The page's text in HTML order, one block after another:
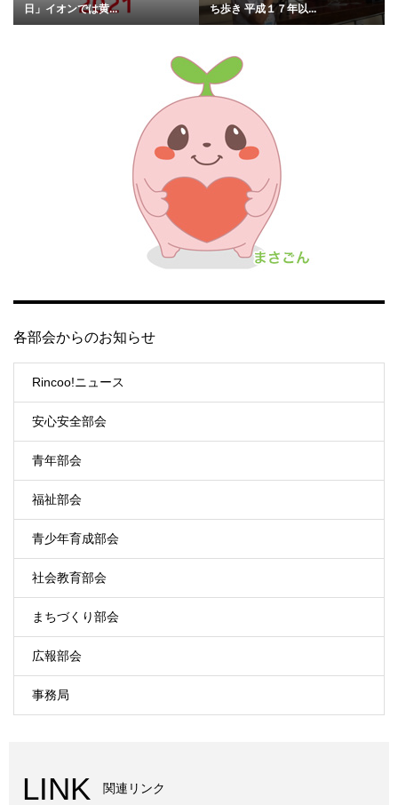
日」イオンでは黄...
ち歩き 平成１７年以...
各部会からのお知らせ
Rincoo!ニュース
安心安全部会
青年部会
福祉部会
青少年育成部会
社会教育部会
まちづくり部会
広報部会
事務局
LINK 関連リンク